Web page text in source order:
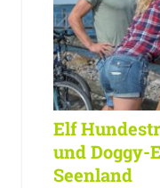
Elf
und Doggy-
Seenland